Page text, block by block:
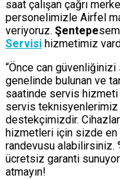
saat çalışan çağrı
personelimizle Airfel
veriyoruz. Şentepe
Servisi hizmetimiz
“Önce can güvenliğinizi
genelinde bulunan ve
saatinde servis
servis teknisyenlerimiz
destekçimizdir.
hizmetleri için sizde en
randevusu alabilirsiniz.
ücretsiz garanti
atmayın!